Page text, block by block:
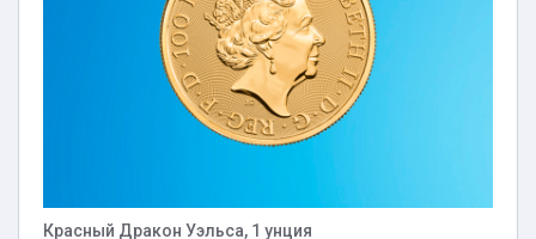
Красный Дракон Уэльса, 1 унция